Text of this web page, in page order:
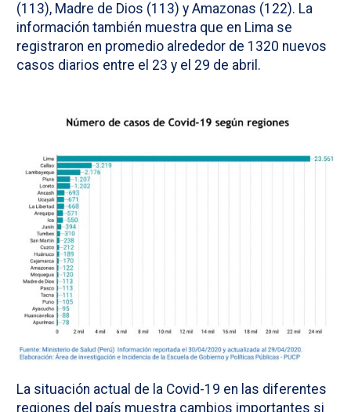
(113), Madre de Dios (113) y Amazonas (122). La
información también muestra que en Lima se
registraron en promedio alrededor de 1320 nuevos
casos diarios entre el 23 y el 29 de abril.
La situación actual de la Covid-19 en las diferentes
regiones del país muestra cambios importantes si